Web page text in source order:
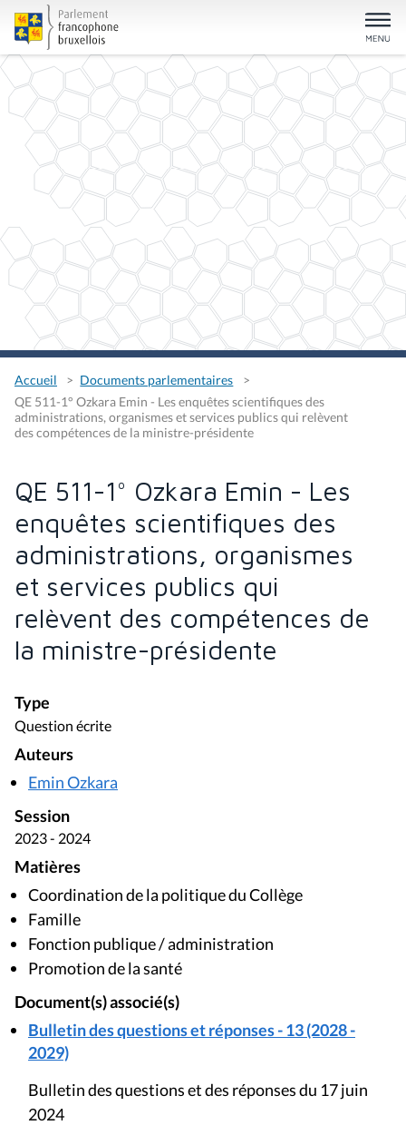
Accueil
Documents parlementaires
QE 511-1° Ozkara Emin - Les enquêtes scientifiques des
administrations, organismes et services publics qui relèvent
des compétences de la ministre-présidente
QE 511-1° Ozkara Emin - Les
enquêtes scientifiques des
administrations, organismes
et services publics qui
relèvent des compétences de
la ministre-présidente
Type
Question écrite
Auteurs
Emin Ozkara
Session
2023 - 2024
Matières
Coordination de la politique du Collège
Famille
Fonction publique / administration
Promotion de la santé
Document(s) associé(s)
Bulletin des questions et réponses - 13 (2028 -
2029)
Bulletin des questions et des réponses du 17 juin
2024